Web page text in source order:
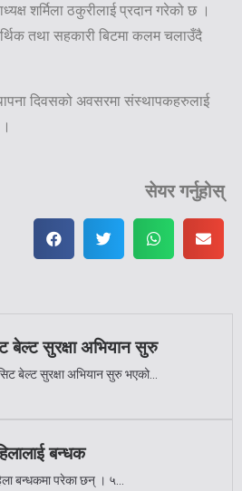
शर्मिला ठकुरीलाई प्रदान गरेको छ ।
तथा सहकारी बिटमा कलम चलाउँदै
दिवसको अवसरमा संस्थापकहरुलाई
सेयर गर्नुहोस्
बेल्ट सुरक्षा अभियान सुरु
बेल्ट सुरक्षा अभियान सुरु भएको...
बन्धक
बन्धकमा परेका छन् । ५...